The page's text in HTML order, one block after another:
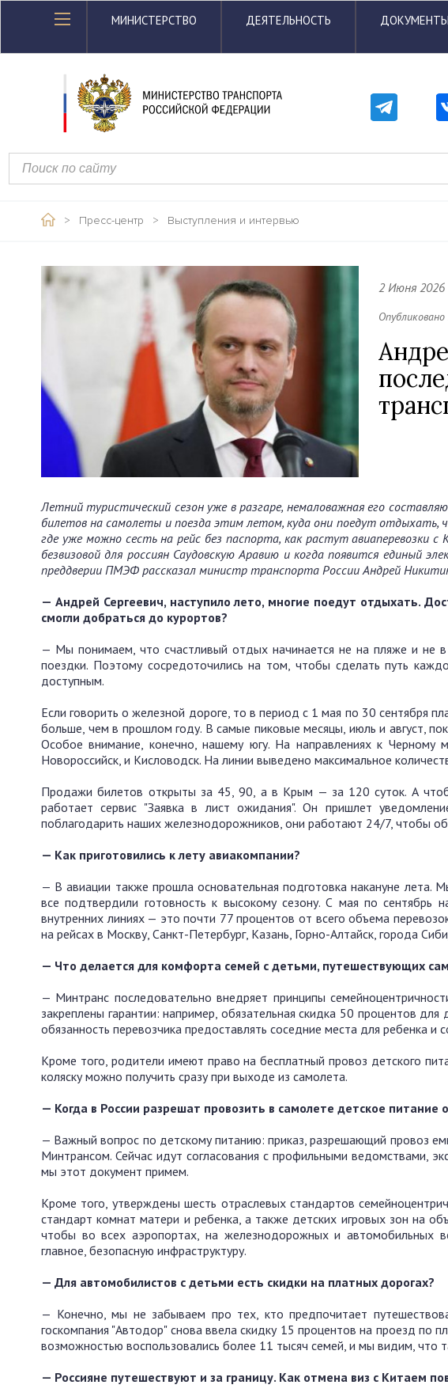
МИНИСТЕРСТВО ДЕЯТЕЛЬНОСТЬ ДОКУМЕНТЫ
> Пресс-центр > Выступления и интервью
2 Июня 2026
Летний туристический сезон уже в разгаре, немаловажная его
билетов на самолеты и поезда этим летом, куда они поедут
где уже можно сесть на рейс без паспорта, как растут авиаперевозки
безвизовой для россиян Саудовскую Аравию и когда появится единый
преддверии ПМЭФ рассказал министр транспорта России Андрей
— Андрей Сергеевич, наступило лето, многие поедут отдыхать.
смогли добраться до курортов?
— Мы понимаем, что счастливый отдых начинается не на пляже и не
поездки. Поэтому сосредоточились на том, чтобы сделать путь
доступным.
Если говорить о железной дороге, то в период с 1 мая по 30 сентября
больше, чем в прошлом году. В самые пиковые месяцы, июль и август,
Особое внимание, конечно, нашему югу. На направлениях к
Новороссийск, и Кисловодск. На линии выведено максимальное
Продажи билетов открыты за 45, 90, а в Крым — за 120 суток. А
работает сервис "Заявка в лист ожидания". Он пришлет
поблагодарить наших железнодорожников, они работают 24/7, чтобы
— Как приготовились к лету авиакомпании?
— В авиации также прошла основательная подготовка накануне лета.
все подтвердили готовность к высокому сезону. С мая по сентябрь
внутренних линиях — это почти 77 процентов от всего объема
на рейсах в Москву, Санкт-Петербург, Казань, Горно-Алтайск, города
— Что делается для комфорта семей с детьми, путешествующих
— Минтранс последовательно внедряет принципы
закреплены гарантии: например, обязательная скидка 50 процентов
обязанность перевозчика предоставлять соседние места для ребенка
Кроме того, родители имеют право на бесплатный провоз детского
коляску можно получить сразу при выходе из самолета.
— Когда в России разрешат провозить в самолете детское
— Важный вопрос по детскому питанию: приказ, разрешающий провоз
Минтрансом. Сейчас идут согласования с профильными ведомствами,
мы этот документ примем.
Кроме того, утверждены шесть отраслевых стандартов
стандарт комнат матери и ребенка, а также детских игровых зон на
чтобы во всех аэропортах, на железнодорожных и автомобильных
главное, безопасную инфраструктуру.
— Для автомобилистов с детьми есть скидки на платных дорогах?
— Конечно, мы не забываем про тех, кто предпочитает
госкомпания "Автодор" снова ввела скидку 15 процентов на проезд по
возможностью воспользовались более 11 тысяч семей, и мы видим, что
— Россияне путешествуют и за границу. Как отмена виз с Китаем